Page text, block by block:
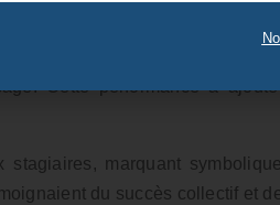
les stagiaires eux-mêmes,
Cette performance a
marquant
du succès collectif et